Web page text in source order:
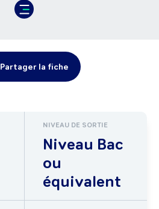
Partager la fiche
NIVEAU DE SORTIE
Niveau Bac
ou
équivalent